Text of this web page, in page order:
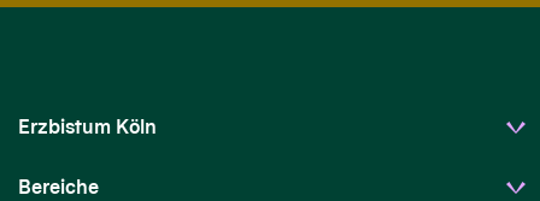
Erzbistum Köln
Bereiche